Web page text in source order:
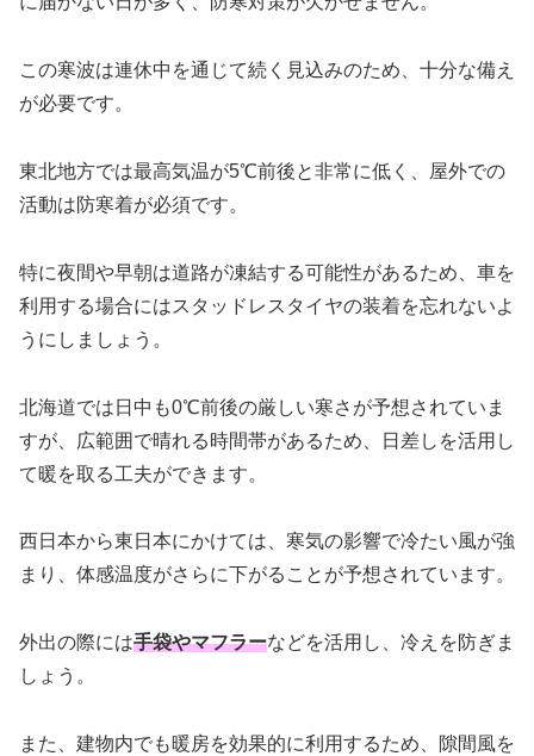
この寒波は連休中を通じて続く見込みのため、十分な備え
が必要です。
東北地方では最高気温が5℃前後と非常に低く、屋外での
活動は防寒着が必須です。
特に夜間や早朝は道路が凍結する可能性があるため、車を
利用する場合にはスタッドレスタイヤの装着を忘れないよ
うにしましょう。
北海道では日中も0℃前後の厳しい寒さが予想されていま
すが、広範囲で晴れる時間帯があるため、日差しを活用し
て暖を取る工夫ができます。
西日本から東日本にかけては、寒気の影響で冷たい風が強
まり、体感温度がさらに下がることが予想されています。
外出の際には手袋やマフラーなどを活用し、冷えを防ぎま
しょう。
また、建物内でも暖房を効果的に利用するため、隙間風を